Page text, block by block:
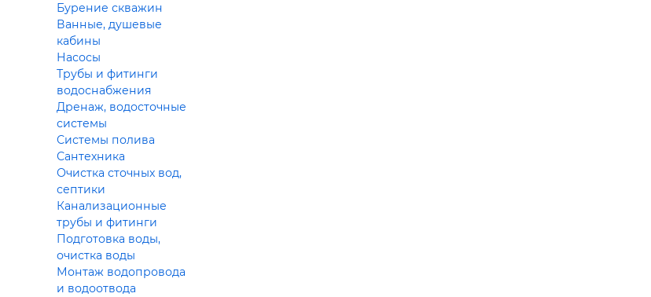
Бурение скважин
Ванные, душевые
кабины
Насосы
Трубы и фитинги
водоснабжения
Дренаж, водосточные
системы
Системы полива
Сантехника
Очистка сточных вод,
септики
Канализационные
трубы и фитинги
Подготовка воды,
очистка воды
Монтаж водопровода
и водоотвода